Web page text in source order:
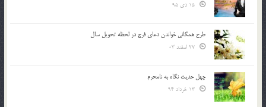
طرح همگانی خواندن دعای فرج در لحظه تحویل سال
چهل حدیث نگاه به نامحرم